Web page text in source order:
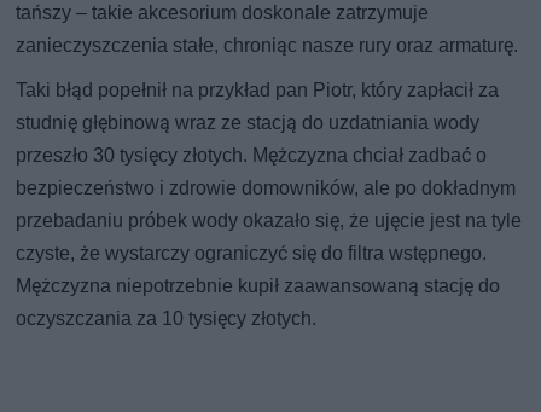
tańszy – takie akcesorium doskonale zatrzymuje
zanieczyszczenia stałe, chroniąc nasze rury oraz armaturę.
Taki błąd popełnił na przykład pan Piotr, który zapłacił za
studnię głębinową wraz ze stacją do uzdatniania wody
przeszło 30 tysięcy złotych. Mężczyzna chciał zadbać o
bezpieczeństwo i zdrowie domowników, ale po dokładnym
przebadaniu próbek wody okazało się, że ujęcie jest na tyle
czyste, że wystarczy ograniczyć się do filtra wstępnego.
Mężczyzna niepotrzebnie kupił zaawansowaną stację do
oczyszczania za 10 tysięcy złotych.